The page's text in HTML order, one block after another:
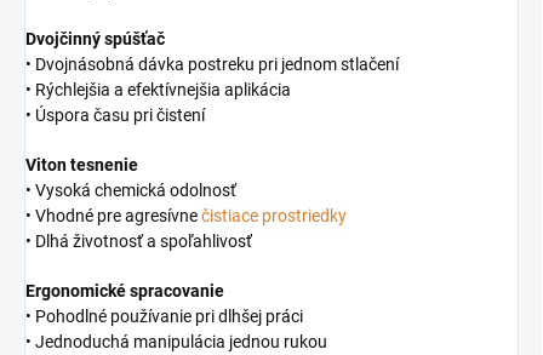
Dvojčinný spúšťač
• Dvojnásobná dávka postreku pri jednom stlačení
• Rýchlejšia a efektívnejšia aplikácia
• Úspora času pri čistení
Viton tesnenie
• Vysoká chemická odolnosť
• Vhodné pre agresívnečistiace prostriedky
• Dlhá životnosť a spoľahlivosť
Ergonomické spracovanie
• Pohodlné používanie pri dlhšej práci
• Jednoduchá manipulácia jednou rukou